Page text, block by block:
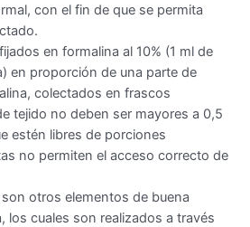
con el fin de que se permita
en formalina al 10% (1 ml de
en proporción de una parte de
colectados en frascos
tejido no deben ser mayores a 0,5
estén libres de porciones
no permiten el acceso correcto de
otros elementos de buena
los cuales son realizados a través